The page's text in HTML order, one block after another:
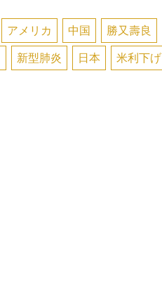
アメリカ 中国 勝又壽良
新型肺炎 日本 米利下げ